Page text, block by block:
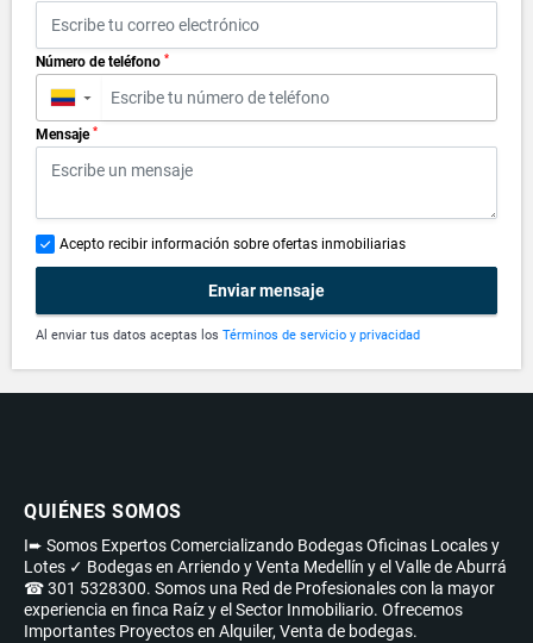
Número de teléfono *
▼
Mensaje *
Acepto recibir información sobre ofertas inmobiliarias
Enviar mensaje
Al enviar tus datos aceptas los Términos de servicio y privacidad
QUIÉNES SOMOS
I➨ Somos Expertos Comercializando Bodegas Oficinas Locales y
Lotes ✓ Bodegas en Arriendo y Venta Medellín y el Valle de Aburrá
☎ 301 5328300. Somos una Red de Profesionales con la mayor
experiencia en finca Raíz y el Sector Inmobiliario. Ofrecemos
Importantes Proyectos en Alquiler, Venta de bodegas.